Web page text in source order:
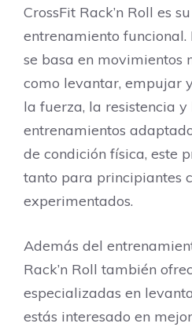
CrossFit Rack’n Roll es
entrenamiento funcional.
se basa en movimientos
como levantar, empujar
la fuerza, la resistencia
entrenamientos
de condición física, este
tanto para principiantes
experimentados.
Además del
Rack’n Roll también
especializadas en
estás interesado en